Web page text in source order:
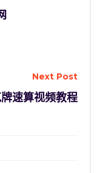
Next Post
速算视频教程